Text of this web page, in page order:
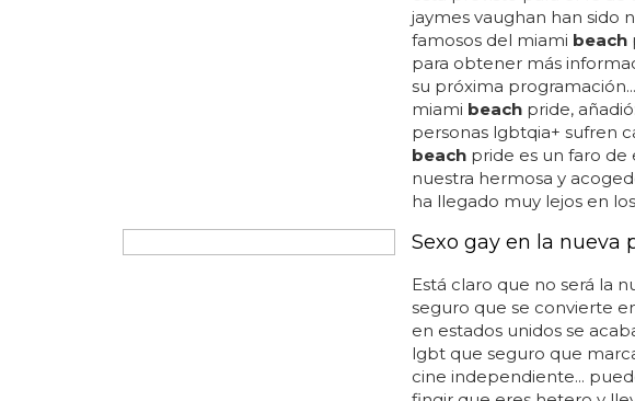
entrevista, le han
contestado lo siguiente:
las cosas más
queen latifah participará,
de longbeach, un tema
muchos creen que será
EL MIAMI BEACH PRIDE PARADE
2023
Jonathan Bennett y
protagonistas en
Recientemente se
horror story: nyc, sandra
beachpride vipbeach
está previsto para el 16 de
jaymes vaughan han sido
famosos del miamibeach